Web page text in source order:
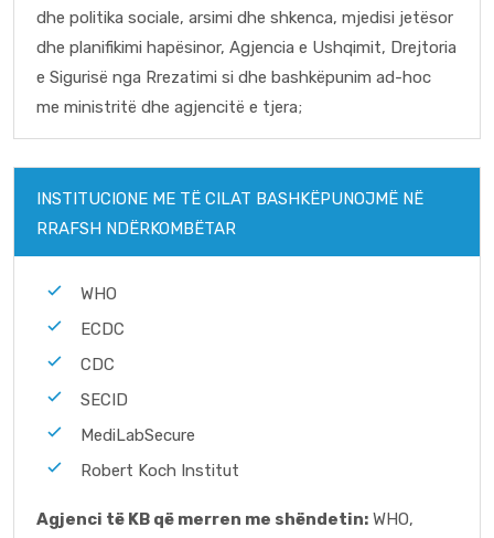
dhe politika sociale, arsimi dhe shkenca, mjedisi jetësor
dhe planifikimi hapësinor, Agjencia e Ushqimit, Drejtoria
e Sigurisë nga Rrezatimi si dhe bashkëpunim ad-hoc
me ministritë dhe agjencitë e tjera;
INSTITUCIONE ME TË CILAT BASHKËPUNOJMË NË
RRAFSH NDËRKOMBËTAR
WHO
ECDC
CDC
SECID
MediLabSecure
Robert Koch Institut
Agjenci të KB që merren me shëndetin: WHO,